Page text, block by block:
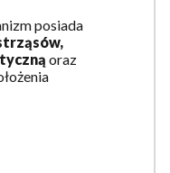
posiada
oraz